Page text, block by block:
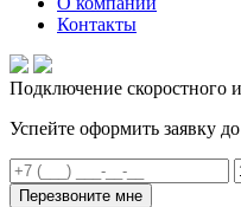
Контакты
Подключение скоростного
Успейте оформить заявку
Перезвоните мне